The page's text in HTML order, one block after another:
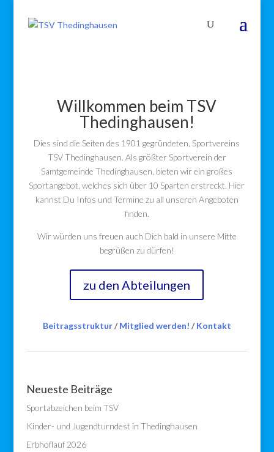
Willkommen beim TSV
Thedinghausen!
Dies sind die Seiten des 1901 gegründeten, Sportvereins
TSV Thedinghausen. Als größter Sportverein der
Samtgemeinde Thedinghausen, bieten wir ein großes
Sportangebot, welches sich über 10 Sparten erstreckt. Hier
kannst Du Infos und Termine zu all unseren Angeboten
finden.
Wir würden uns freuen auch Dich bald in unsere Mitte
begrüßen zu dürfen!
zu den Abteilungen
Beitragsstruktur/Mitglied werden! /Kontakt
Neueste Beiträge
Sportabzeichen beim TSV
Kinder- und Jugendturndest in Thedinghausen
Erbhoflauf 2026